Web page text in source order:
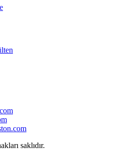
saklıdır.